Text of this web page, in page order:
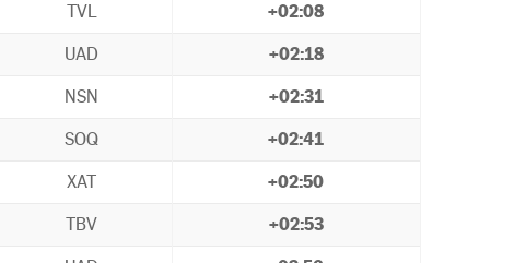
TVL +02:08
UAD +02:18
NSN +02:31
SOQ +02:41
XAT +02:50
TBV +02:53